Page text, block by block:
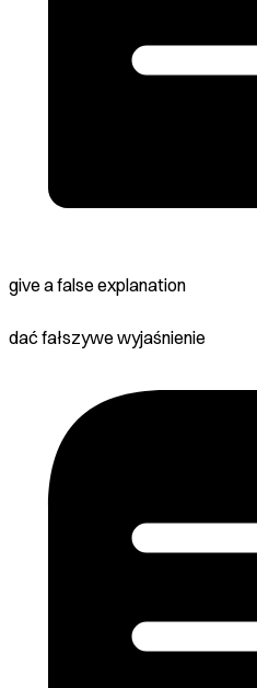
give a false explanation
dać fałszywe wyjaśnienie